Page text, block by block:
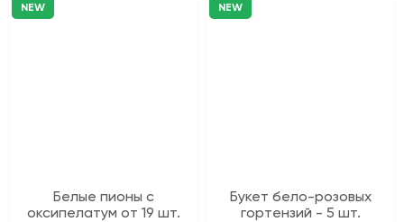
NEW
Белые пионы с
оксипелатум от 19 шт.
NEW
Букет бело-розовых
гортензий - 5 шт.